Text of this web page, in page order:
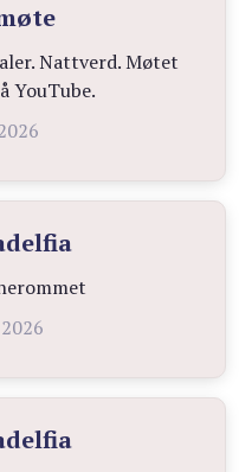
Nattverd. Møtet
YouTube.